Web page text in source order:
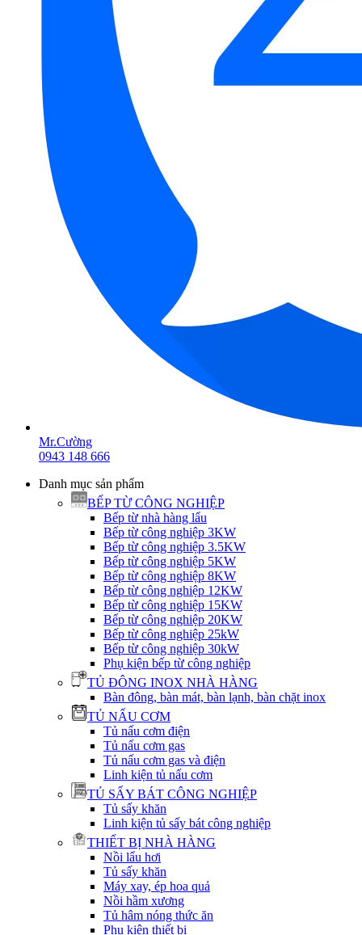
Mr.Cường
0943 148 666
Danh mục sản phẩm
BẾP TỪ CÔNG NGHIỆP
Bếp từ nhà hàng lẩu
Bếp từ công nghiệp 3KW
Bếp từ công nghiệp 3.5KW
Bếp từ công nghiệp 5KW
Bếp từ công nghiệp 8KW
Bếp từ công nghiệp 12KW
Bếp từ công nghiệp 15KW
Bếp từ công nghiệp 20KW
Bếp từ công nghiệp 25kW
Bếp từ công nghiệp 30kW
Phụ kiện bếp từ công nghiệp
TỦ ĐÔNG INOX NHÀ HÀNG
Bàn đông, bàn mát, bàn lạnh, bàn chặt inox
TỦ NẤU CƠM
Tủ nấu cơm điện
Tủ nấu cơm gas
Tủ nấu cơm gas và điện
Linh kiện tủ nấu cơm
TỦ SẤY BÁT CÔNG NGHIỆP
Tủ sấy khăn
Linh kiện tủ sấy bát công nghiệp
THIẾT BỊ NHÀ HÀNG
Nồi lẩu hơi
Tủ sấy khăn
Máy xay, ép hoa quả
Nồi hầm xương
Tủ hâm nóng thức ăn
Phụ kiện thiết bị